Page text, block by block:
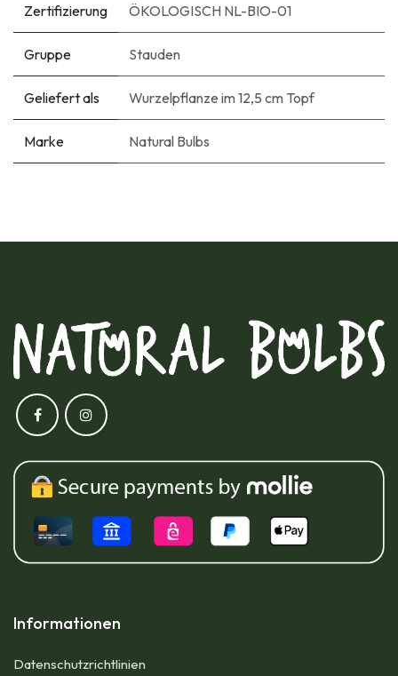
Zertifizierung ÖKOLOGISCH NL-BIO-01
Gruppe Stauden
Geliefert als Wurzelpflanze im 12,5 cm Topf
Marke Natural Bulbs
Informationen
Datenschutzrichtlinien